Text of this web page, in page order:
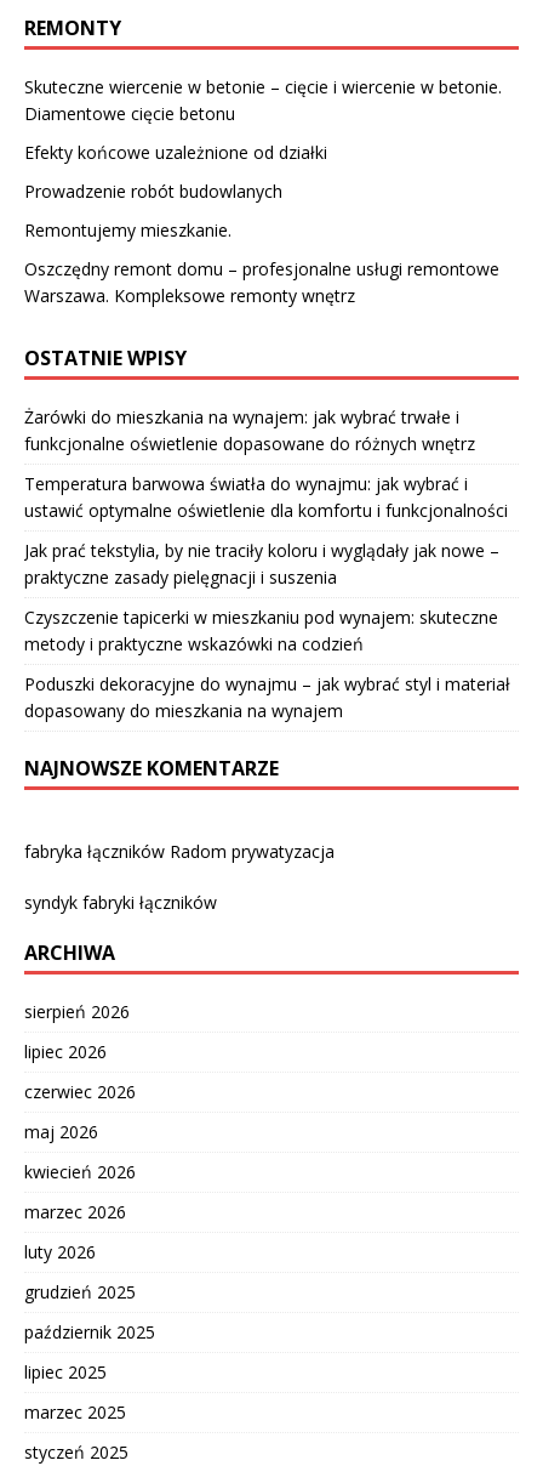
REMONTY
Skuteczne wiercenie w betonie – cięcie i wiercenie w betonie.
Diamentowe cięcie betonu
Efekty końcowe uzależnione od działki
Prowadzenie robót budowlanych
Remontujemy mieszkanie.
Oszczędny remont domu – profesjonalne usługi remontowe
Warszawa. Kompleksowe remonty wnętrz
OSTATNIE WPISY
Żarówki do mieszkania na wynajem: jak wybrać trwałe i
funkcjonalne oświetlenie dopasowane do różnych wnętrz
Temperatura barwowa światła do wynajmu: jak wybrać i
ustawić optymalne oświetlenie dla komfortu i funkcjonalności
Jak prać tekstylia, by nie traciły koloru i wyglądały jak nowe –
praktyczne zasady pielęgnacji i suszenia
Czyszczenie tapicerki w mieszkaniu pod wynajem: skuteczne
metody i praktyczne wskazówki na codzień
Poduszki dekoracyjne do wynajmu – jak wybrać styl i materiał
dopasowany do mieszkania na wynajem
NAJNOWSZE KOMENTARZE
fabryka łączników Radom prywatyzacja
syndyk fabryki łączników
ARCHIWA
sierpień 2026
lipiec 2026
czerwiec 2026
maj 2026
kwiecień 2026
marzec 2026
luty 2026
grudzień 2025
październik 2025
lipiec 2025
marzec 2025
styczeń 2025